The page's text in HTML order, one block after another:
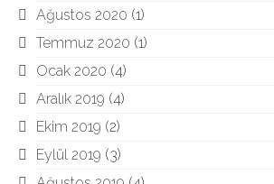
Ağustos 2020 (1)
Temmuz 2020 (1)
Ocak 2020 (4)
Aralık 2019 (4)
Ekim 2019 (2)
Eylül 2019 (3)